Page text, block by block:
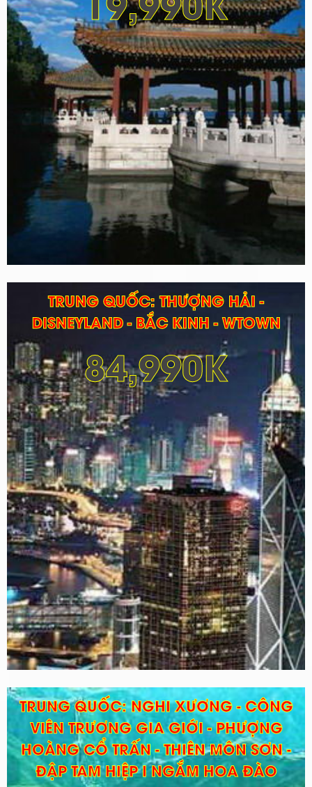
TRUNG QUỐC: THƯỢNG HẢI -
DISNEYLAND - BẮC KINH - WTOWN
84,990K
TRUNG QUỐC: NGHI XƯƠNG - CÔNG
VIÊN TRƯƠNG GIA GIỚI - PHƯỢNG
HOÀNG CỔ TRẤN - THIÊN MÔN SƠN -
ĐẬP TAM HIỆP I NGẮM HOA ĐÀO